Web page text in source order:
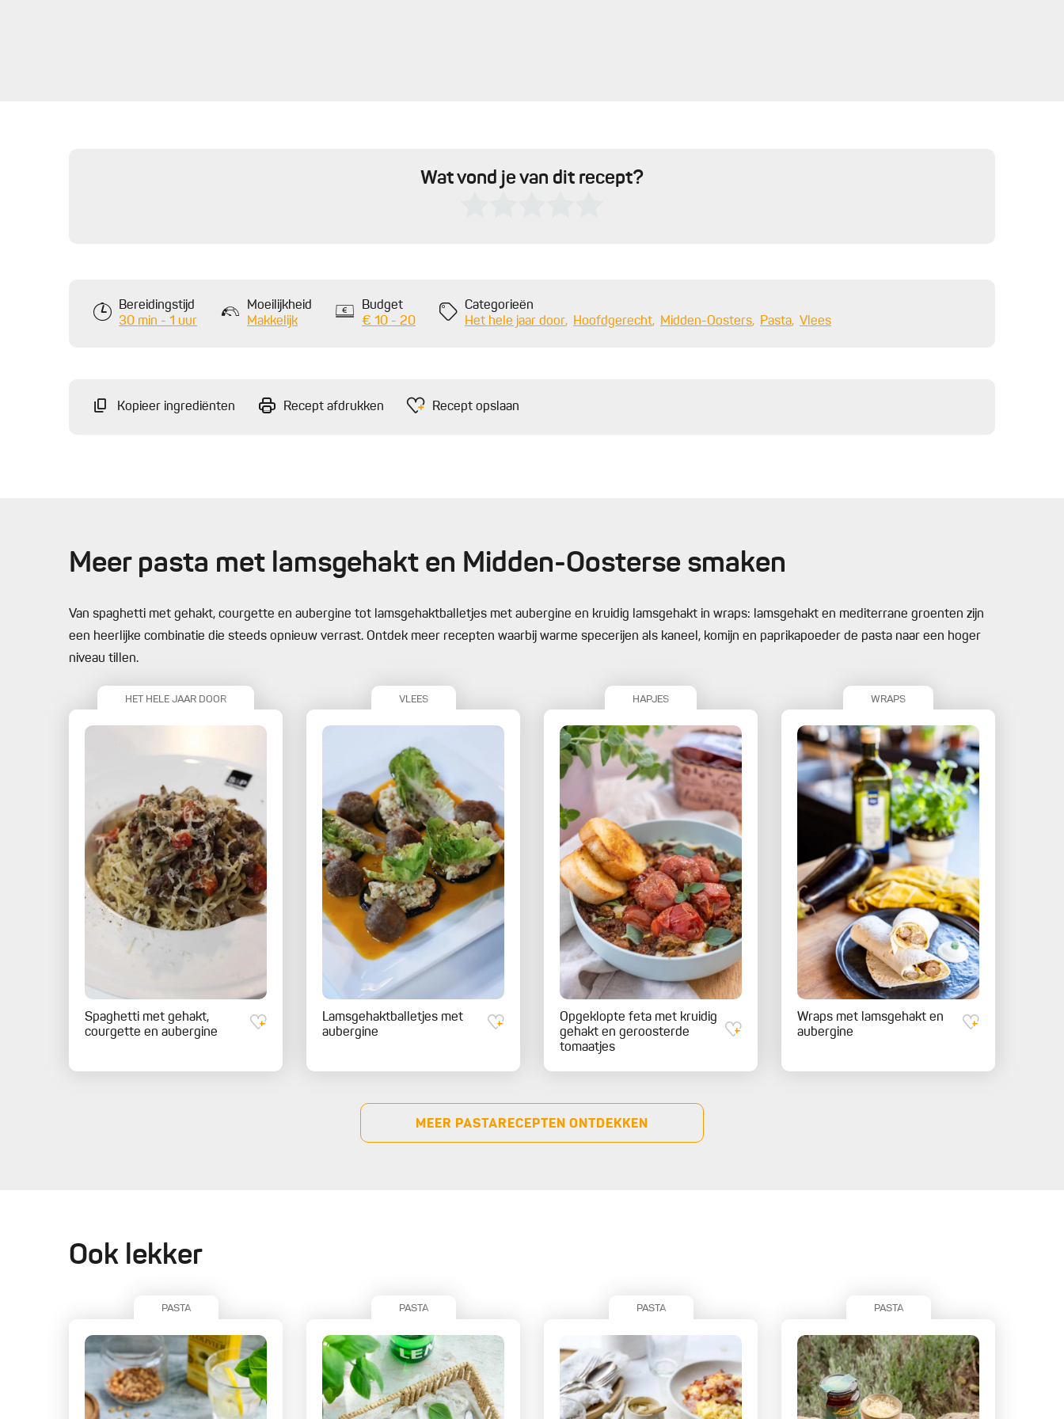
Wat vond je van dit recept?
Bereidingstijd
30 min - 1 uur
Moeilijkheid
Makkelijk
Budget
€ 10 - 20
Categorieën
Het hele jaar door
Hoofdgerecht Midden-Oosters Pasta Vlees
Kopieer ingrediënten Recept afdrukken Recept opslaan
Meer pasta met lamsgehakt en Midden-Oosterse smaken
Van spaghetti met gehakt, courgette en aubergine tot lamsgehaktballetjes met aubergine en kruidig lamsgehakt in wraps: lamsgehakt en mediterrane groenten zijn
een heerlijke combinatie die steeds opnieuw verrast. Ontdek meer recepten waarbij warme specerijen als kaneel, komijn en paprikapoeder de pasta naar een hoger
niveau tillen.
HET HELE JAAR DOOR
Spaghetti met gehakt,
courgette en aubergine
VLEES
Lamsgehaktballetjes met
aubergine
HAPJES
Opgeklopte feta met kruidig
gehakt en geroosterde
tomaatjes
WRAPS
Wraps met lamsgehakt en
aubergine
MEER PASTARECEPTEN ONTDEKKEN
Ook lekker
PASTA PASTA PASTA PASTA